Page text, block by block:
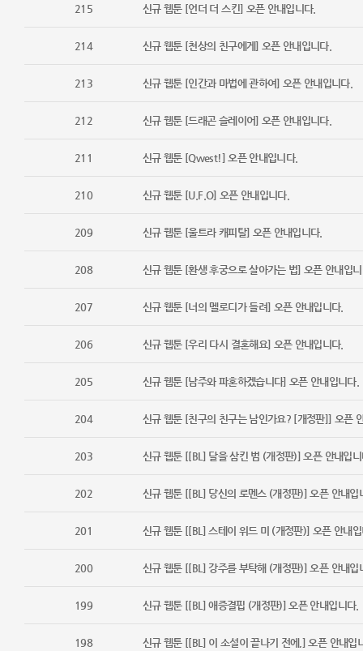
215 신규 웹툰 [언더 더 스킨] 오픈 안내입니다.
214 신규 웹툰 [천상의 친구에게] 오픈 안내입니다.
213 신규 웹툰 [인간과 마법에 관하여] 오픈 안내입니다.
212 신규 웹툰 [드래곤 슬레이어] 오픈 안내입니다.
211 신규 웹툰 [Qwest!] 오픈 안내입니다.
210 신규 웹툰 [U.F.O] 오픈 안내입니다.
209 신규 웹툰 [울트라 캐피탈] 오픈 안내입니다.
208 신규 웹툰 [환생 후궁으로 살아가는 법] 오픈 안내입
207 신규 웹툰 [너의 멜로디가 들려] 오픈 안내입니다.
206 신규 웹툰 [우리 다시 결혼해요] 오픈 안내입니다.
205 신규 웹툰 [남주와 파혼하겠습니다] 오픈 안내입니다.
204 신규 웹툰 [친구의 친구는 남인가요? [개정판]] 오픈
203 신규 웹툰 [[BL] 달을 삼킨 범 (개정판)] 오픈 안내입
202 신규 웹툰 [[BL] 당신의 로멘스 (개정판)] 오픈 안내입
201 신규 웹툰 [[BL] 스테이 위드 미 (개정판)] 오픈 안내
200 신규 웹툰 [[BL] 강주를 부탁해 (개정판)] 오픈 안내입
199 신규 웹툰 [[BL] 애증결핍 (개정판)] 오픈 안내입니다.
198 신규 웹툰 [[BL] 이 소설이 끝나기 전에,] 오픈 안내입